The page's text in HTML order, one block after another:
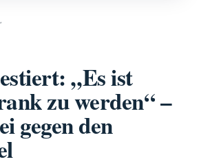
„Es ist
zu werden“ –
gegen den